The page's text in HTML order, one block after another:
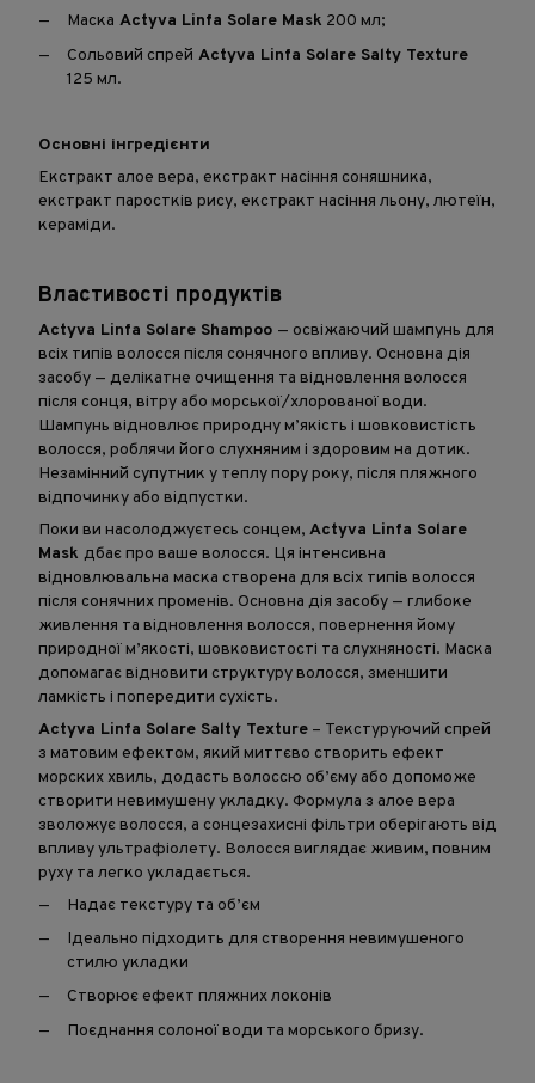
Маска Actyva Linfa Solare Mask 200 мл;
Сольовий спрей Actyva Linfa Solare Salty Texture
125 мл.
Основні інгредієнти
Екстракт алое вера, екстракт насіння соняшника,
екстракт паростків рису, екстракт насіння льону, лютеїн,
кераміди.
Властивості продуктів
Actyva Linfa Solare Shampoo — освіжаючий шампунь для
всіх типів волосся після сонячного впливу. Основна дія
засобу — делікатне очищення та відновлення волосся
після сонця, вітру або морської/хлорованої води.
Шампунь відновлює природну м’якість і шовковистість
волосся, роблячи його слухняним і здоровим на дотик.
Незамінний супутник у теплу пору року, після пляжного
відпочинку або відпустки.
Поки ви насолоджуєтесь сонцем, Actyva Linfa Solare
Mask дбає про ваше волосся. Ця інтенсивна
відновлювальна маска створена для всіх типів волосся
після сонячних променів. Основна дія засобу — глибоке
живлення та відновлення волосся, повернення йому
природної м’якості, шовковистості та слухняності. Маска
допомагає відновити структуру волосся, зменшити
ламкість і попередити сухість.
Actyva Linfa Solare Salty Texture – Текстуруючий спрей
з матовим ефектом, який миттєво створить ефект
морских хвиль, додасть волоссю об’єму або допоможе
створити невимушену укладку. Формула з алое вера
зволожує волосся, а сонцезахисні фільтри оберігають від
впливу ультрафіолету. Волосся виглядає живим, повним
руху та легко укладається.
Надає текстуру та об’єм
Ідеально підходить для створення невимушеного
стилю укладки
Створює ефект пляжних локонів
Поєднання солоної води та морського бризу.